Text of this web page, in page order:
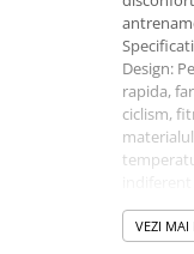
Design:
rapida,
ciclism,
stil de
VEZI MAI